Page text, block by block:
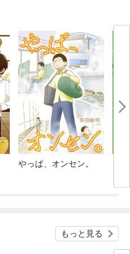
やっぱ、オンセン。
もっと見る